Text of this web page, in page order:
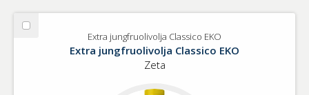
Välj
jungfruolivolja
Extra jungfruolivolja Classico EKO
Extra jungfruolivolja Classico EKO
Zeta